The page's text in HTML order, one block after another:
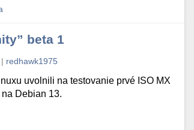
beta 1
| redhawk1975
uvolnili na testovanie prvé ISO MX
Debian 13.